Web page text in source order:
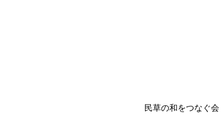
民草の和をつなぐ会